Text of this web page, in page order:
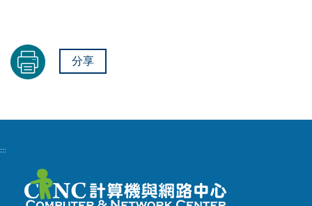
分享
:::